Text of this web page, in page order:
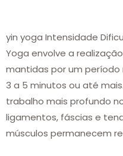
yin yoga Intensidade
Yoga envolve a
mantidas por um
3 a 5 minutos ou até
trabalho mais profundo
ligamentos, fáscias e
músculos permanecem